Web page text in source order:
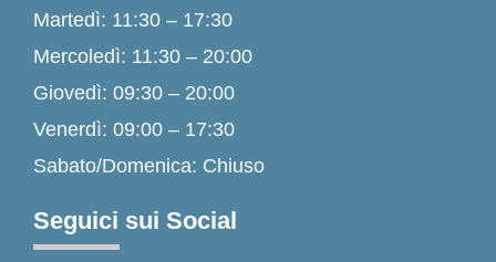
Martedì: 11:30 – 17:30
Mercoledì: 11:30 – 20:00
Giovedì: 09:30 – 20:00
Venerdì: 09:00 – 17:30
Sabato/Domenica: Chiuso
Seguici sui Social